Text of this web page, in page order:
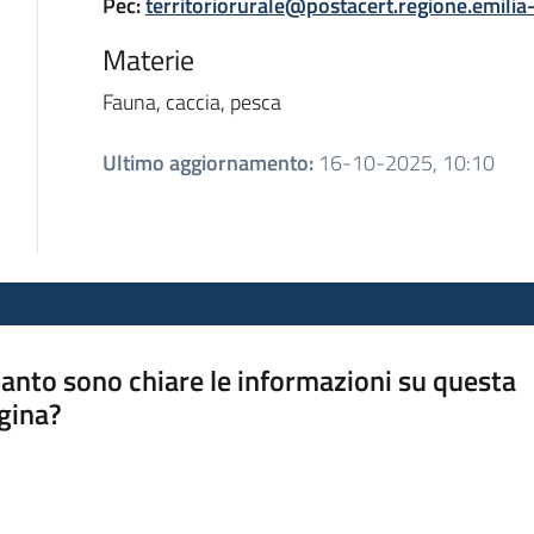
Materie
Fauna, caccia, pesca
Ultimo aggiornamento: 16-10-2025, 10:10
sono chiare le informazioni su questa